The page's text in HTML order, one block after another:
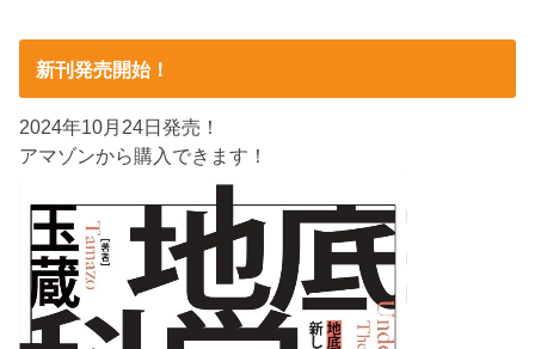
新刊発売開始！
2024年10月24日発売！
アマゾンから購入できます！